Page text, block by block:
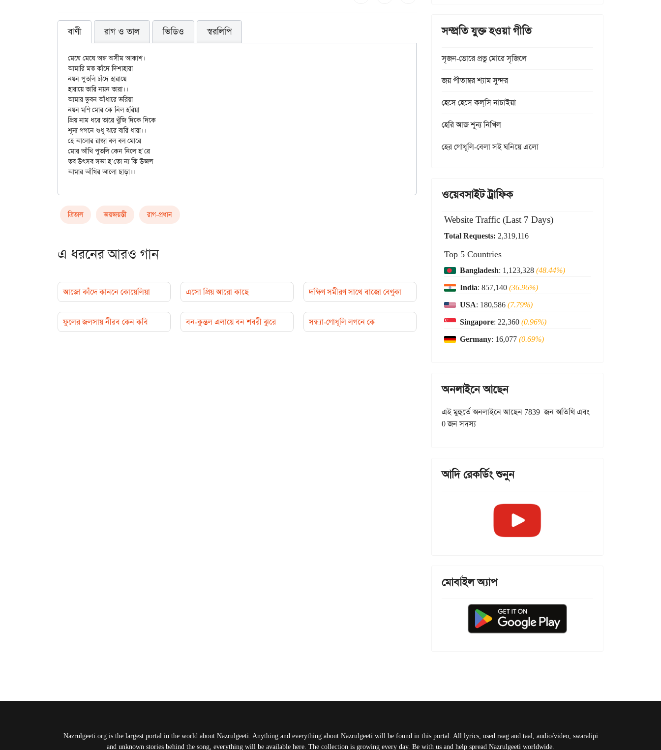
বাণী রাগ ও তাল ভিডিও স্বরলিপি
মেঘে মেঘে অন্ধ অসীম আকাশ।
আমারি মত কাঁদে দিশাহারা
নয়ন পুতলি চাঁদে হারায়ে
হারায়ে তারি নয়ন তারা।।
আমার ভুবন আঁধারে ভরিয়া
নয়ন মণি মোর কে নিল হরিয়া
প্রিয় নাম ধরে তারে খুঁজি দিকে দিকে
শূন্য গগনে শুধু ঝরে বারি ধারা।।
হে আলোর রাজা বল বল মোরে
মোর আঁখি পুতলি কেন নিলে হ’রে
তব উৎসব সভা হ’তো না কি উজল
ত্রিতাল জয়জয়ন্তী রাগ-প্রধান
এ ধরনের আরও গান
আজো কাঁদে কাননে কোয়েলিয়া এসো প্রিয় আরো কাছে দক্ষিণ সমীরণ সাথে বাজো বেণুকা
ফুলের জলসায় নীরব কেন কবি বন-কুন্তল এলায়ে বন শবরী ঝুরে সন্ধ্যা-গোধূলি লগনে কে
সম্প্রতি যুক্ত হওয়া গীতি
সৃজন-ভোরে প্রভু মোরে সৃজিলে
জয় পীতাম্বর শ্যাম সুন্দর
হেসে হেসে কল্‌সি নাচাইয়া
হেরি আজ শূন্য নিখিল
হের গোধূলি-বেলা সই ঘনিয়ে এলো
ওয়েবসাইট ট্রাফিক
Website Traffic (Last 7 Days)
Total Requests: 2,319,116
Top 5 Countries
Bangladesh: 1,123,328(48.44%)
India: 857,140(36.96%)
USA: 180,586(7.79%)
Singapore: 22,360(0.96%)
Germany: 16,077(0.69%)
অনলাইনে আছেন
এই মুহুর্তে অনলাইনে আছেন 7839 জন অতিথি এবং
0 জন সদস্য
আদি রেকর্ডিং শুনুন
মোবাইল অ্যাপ
Nazrulgeeti.org is the largest portal in the world about Nazrulgeeti. Anything and everything about Nazrulgeeti will be found in this portal. All lyrics, used raag and taal, audio/video, swaralipi
and unknown stories behind the song, everything will be available here. The collection is growing every day. Be with us and help spread Nazrulgeeti worldwide.